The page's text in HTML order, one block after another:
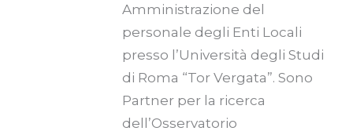
Amministrazione del
personale degli Enti Locali
presso l’Università degli Studi
di Roma “Tor Vergata”. Sono
Partner per la ricerca
dell’Osservatorio